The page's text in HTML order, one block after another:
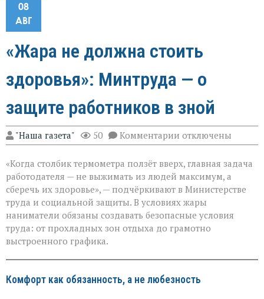
08
АВГ
«Жара не должна стоить
здоровья»: Минтруда — о
защите работников в зной
"Наша газета" 50 Комментарии к
записи
не
должна
стоить
здоровья»:
Минтруда — о
защите
работников
в
отключены
«Когда столбик термометра ползёт вверх, главная задача
работодателя — не выжимать из людей максимум, а
сберечь их здоровье», — подчёркивают в Министерстве
труда и социальной защиты. В условиях жары
наниматели обязаны создавать безопасные условия
труда: от прохладных зон отдыха до грамотно
выстроенного графика.
Комфорт как обязанность, а не любезность